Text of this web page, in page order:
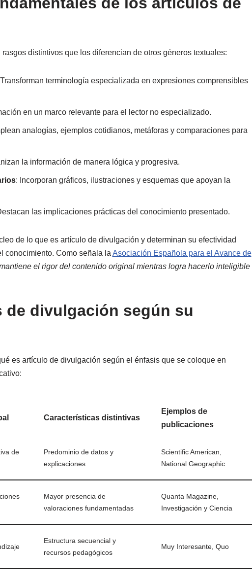
distintivos que los diferencian de otros géneros textuales:
terminología especializada en expresiones comprensibles
en un marco relevante para el lector no especializado.
analogías, ejemplos cotidianos, metáforas y comparaciones para
la información de manera lógica y progresiva.
: Incorporan gráficos, ilustraciones y esquemas que apoyan la
las implicaciones prácticas del conocimiento presentado.
de lo que es artículo de divulgación y determinan su efectividad
conocimiento. Como señala la Asociación Española para el Avance de
el rigor del contenido original mientras logra hacerlo inteligible
de divulgación según su
es artículo de divulgación según el énfasis que se coloque en
Características distintivas
Ejemplos de
publicaciones
de
Predominio de datos y
explicaciones
Scientific American,
National Geographic
Mayor presencia de
valoraciones fundamentadas
Quanta Magazine,
Investigación y Ciencia
Estructura secuencial y
recursos pedagógicos
Muy Interesante, Quo